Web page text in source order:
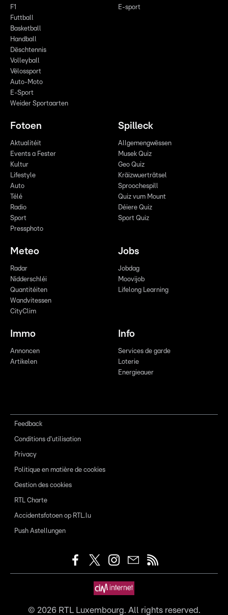
F1
Futtball
Basketball
Handball
Dëschtennis
Volleyball
Vëlossport
Auto-Moto
E-Sport
Weider Sportaarten
E-sport
Fotoen
Aktualitéit
Events a Fester
Kultur
Lifestyle
Auto
Télé
Radio
Sport
Pressphoto
Spilleck
Allgemengwëssen
Musek Quiz
Geo Quiz
Kräizwuerträtsel
Sproochespill
Quiz vum Mount
Déiere Quiz
Sport Quiz
Meteo
Radar
Nidderschléi
Quantitéiten
Wandvitessen
CityClim
Jobs
Jobdag
Moovijob
Lifelong Learning
Immo
Annoncen
Artikelen
Info
Services de garde
Loterie
Energieauer
Feedback
Conditions d'utilisation
Privacy
Politique en matière de cookies
Gestion des cookies
RTL Charte
Accidentsfotoen op RTL.lu
Push Astellungen
© 2026RTL Luxembourg. All rights reserved.